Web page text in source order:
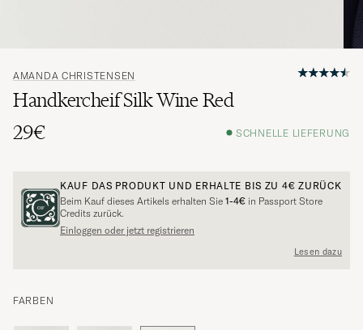
AMANDA CHRISTENSEN
Handkercheif Silk Wine Red
29€
SCHNELLE LIEFERUNG
KAUF DAS PRODUKT UND ERHALTE BIS ZU 4€ ZURÜCK
Beim Kauf dieses Artikels erhalten Sie 1-4€ in Passport Store
Credits zurück.
Einloggen oder jetzt registrieren
Lesen dazu
FARBEN